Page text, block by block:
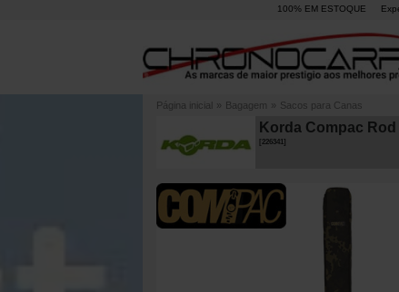
100% EM ESTOQUE
Página inicial » Bagagem » Sacos para Canas
Korda Compac
226341]